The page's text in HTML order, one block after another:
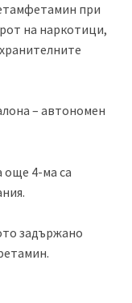
при
на наркотици,
– автономен
още 4-ма са
задържано